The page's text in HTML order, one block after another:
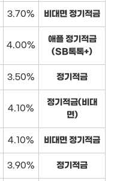
3.70% 비대면 정기적금
4.00%
애플 정기적금
(SB톡톡+)
3.50% 정기적금
4.10%
정기적금(비대
면)
4.10% 비대면 정기적금
3.90% 정기적금